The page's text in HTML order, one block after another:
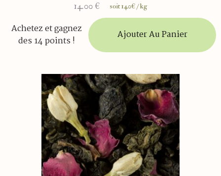
14.00 € soit 140€ / kg
Achetez et gagnez
des 14 points !
Ajouter Au Panier